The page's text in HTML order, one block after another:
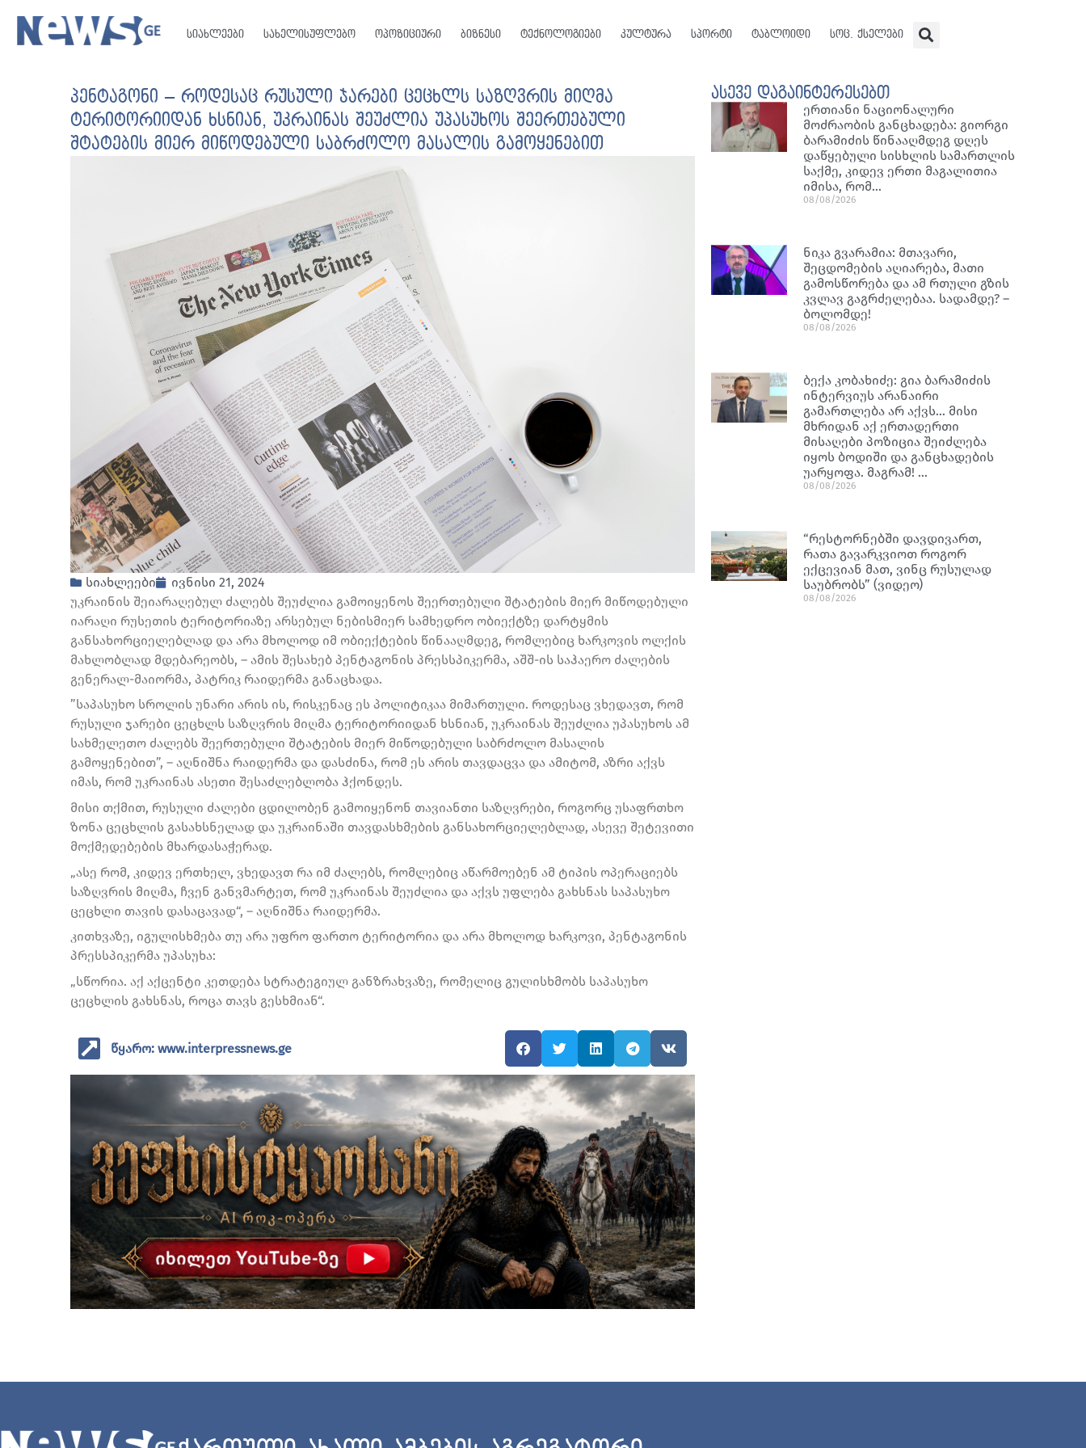
სიახლეები სახელისუფლებო ოპოზიციური ბიზნესი ტექნოლოგიები კულტურა სპორტი ტაბლოიდი სოც. ქსელები
პენტაგონი – როდესაც რუსული ჯარები ცეცხლს საზღვრის მიღმა
ტერიტორიიდან ხსნიან, უკრაინას შეუძლია უპასუხოს შეერთებული
შტატების მიერ მიწოდებული საბრძოლო მასალის გამოყენებით
სიახლეები
ივნისი 21, 2024
უკრაინის შეიარაღებულ ძალებს შეუძლია გამოიყენოს შეერთებული შტატების მიერ მიწოდებული
იარაღი რუსეთის ტერიტორიაზე არსებულ ნებისმიერ სამხედრო ობიექტზე დარტყმის
განსახორციელებლად და არა მხოლოდ იმ ობიექტების წინააღმდეგ, რომლებიც ხარკოვის ოლქის
მახლობლად მდებარეობს, – ამის შესახებ პენტაგონის პრესსპიკერმა, აშშ-ის საჰაერო ძალების
გენერალ-მაიორმა, პატრიკ რაიდერმა განაცხადა.
”საპასუხო სროლის უნარი არის ის, რისკენაც ეს პოლიტიკაა მიმართული. როდესაც ვხედავთ, რომ
რუსული ჯარები ცეცხლს საზღვრის მიღმა ტერიტორიიდან ხსნიან, უკრაინას შეუძლია უპასუხოს ამ
სახმელეთო ძალებს შეერთებული შტატების მიერ მიწოდებული საბრძოლო მასალის
გამოყენებით”, – აღნიშნა რაიდერმა და დასძინა, რომ ეს არის თავდაცვა და ამიტომ, აზრი აქვს
იმას, რომ უკრაინას ასეთი შესაძლებლობა ჰქონდეს.
მისი თქმით, რუსული ძალები ცდილობენ გამოიყენონ თავიანთი საზღვრები, როგორც უსაფრთხო
ზონა ცეცხლის გასახსნელად და უკრაინაში თავდასხმების განსახორციელებლად, ასევე შეტევითი
მოქმედებების მხარდასაჭერად.
„ასე რომ, კიდევ ერთხელ, ვხედავთ რა იმ ძალებს, რომლებიც აწარმოებენ ამ ტიპის ოპერაციებს
საზღვრის მიღმა, ჩვენ განვმარტეთ, რომ უკრაინას შეუძლია და აქვს უფლება გახსნას საპასუხო
ცეცხლი თავის დასაცავად“, – აღნიშნა რაიდერმა.
კითხვაზე, იგულისხმება თუ არა უფრო ფართო ტერიტორია და არა მხოლოდ ხარკოვი, პენტაგონის
პრესსპიკერმა უპასუხა:
„სწორია. აქ აქცენტი კეთდება სტრატეგიულ განზრახვაზე, რომელიც გულისხმობს საპასუხო
ცეცხლის გახსნას, როცა თავს გესხმიან“.
წყარო: www.interpressnews.ge
ასევე დაგაინტერესებთ
ერთიანი ნაციონალური
მოძრაობის განცხადება: გიორგი
ბარამიძის წინააღმდეგ დღეს
დაწყებული სისხლის სამართლის
საქმე, კიდევ ერთი მაგალითია
იმისა, რომ…
08/08/2026
ნიკა გვარამია: მთავარი,
შეცდომების აღიარება, მათი
გამოსწორება და ამ რთული გზის
კვლავ გაგრძელებაა. სადამდე? –
ბოლომდე!
08/08/2026
ბექა კობახიძე: გია ბარამიძის
ინტერვიუს არანაირი
გამართლება არ აქვს… მისი
მხრიდან აქ ერთადერთი
მისაღები პოზიცია შეიძლება
იყოს ბოდიში და განცხადების
უარყოფა. მაგრამ! …
08/08/2026
“რესტორნებში დავდივართ,
რათა გავარკვიოთ როგორ
ექცევიან მათ, ვინც რუსულად
საუბრობს” (ვიდეო)
08/08/2026